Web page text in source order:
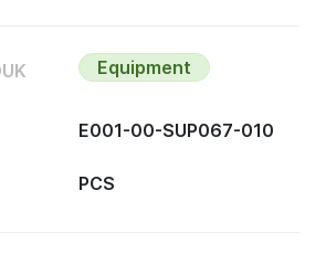
Equipment
E001-00-SUP067-010
PCS